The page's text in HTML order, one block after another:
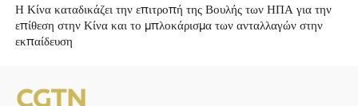
Η Κίνα καταδικάζει την επιτροπή της Βουλής των ΗΠΑ για την
επίθεση στην Κίνα και το μπλοκάρισμα των ανταλλαγών στην
εκπαίδευση